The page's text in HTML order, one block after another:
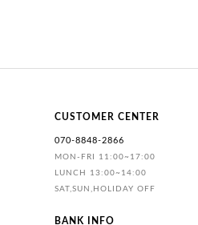
CUSTOMER CENTER
070-8848-2866
MON-FRI 11:00~17:00
LUNCH 13:00~14:00
SAT,SUN,HOLIDAY OFF
BANK INFO